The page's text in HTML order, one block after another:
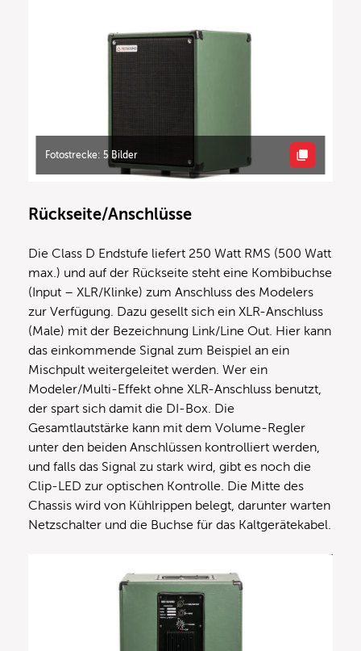
Fotostrecke: 5 Bilder
Rückseite/Anschlüsse
Die Class D Endstufe liefert 250 Watt RMS (500 Watt
max.) und auf der Rückseite steht eine Kombibuchse
(Input – XLR/Klinke) zum Anschluss des Modelers
zur Verfügung. Dazu gesellt sich ein XLR-Anschluss
(Male) mit der Bezeichnung Link/Line Out. Hier kann
das einkommende Signal zum Beispiel an ein
Mischpult weitergeleitet werden. Wer ein
Modeler/Multi-Effekt ohne XLR-Anschluss benutzt,
der spart sich damit die DI-Box. Die
Gesamtlautstärke kann mit dem Volume-Regler
unter den beiden Anschlüssen kontrolliert werden,
und falls das Signal zu stark wird, gibt es noch die
Clip-LED zur optischen Kontrolle. Die Mitte des
Chassis wird von Kühlrippen belegt, darunter warten
Netzschalter und die Buchse für das Kaltgerätekabel.